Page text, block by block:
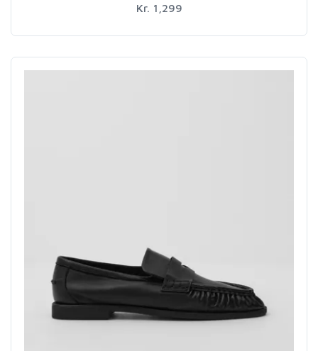
Kr. 1,299